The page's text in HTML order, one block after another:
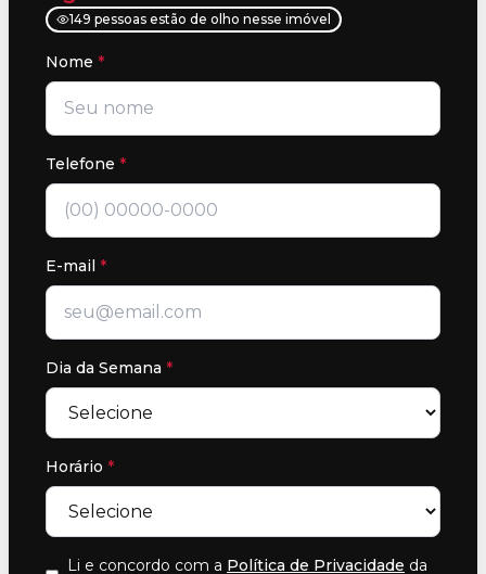
149 pessoas estão de olho nesse imóvel
Nome *
Telefone *
E-mail *
Dia da Semana *
Horário *
Li e concordo com a Política de Privacidade da